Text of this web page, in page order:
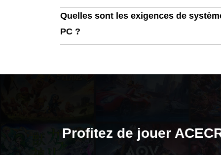
Quelles sont les exigences de
PC ?
Profitez de jouer